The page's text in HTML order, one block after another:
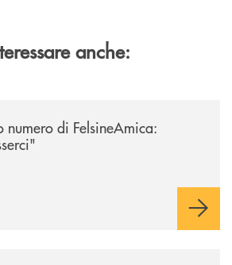
anche:
numero di FelsineAmica: